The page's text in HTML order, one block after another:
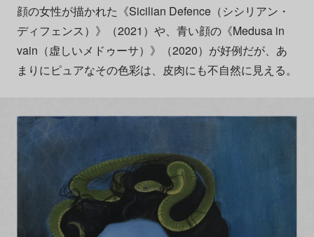
顔の女性が描かれた《Sicilian Defence（シシリアン・
ディフェンス）》（2021）や、青い顔の《Medusa in
vain（虚しいメドゥーサ）》（2020）が好例だが、あ
まりにピュアなその色彩は、皮肉にも不自然に見える。